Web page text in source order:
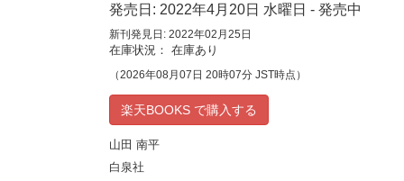
発売日: 2022年4月20日 水曜日 - 発売中
新刊発見日: 2022年02月25日
在庫状況： 在庫あり
（2026年08月07日 20時07分 JST時点）
楽天BOOKS で購入する
山田 南平
白泉社